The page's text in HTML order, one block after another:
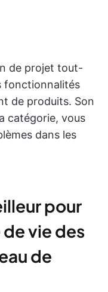
de projet tout-
fonctionnalités
de produits. Son
catégorie, vous
dans les
pour
vie des
de